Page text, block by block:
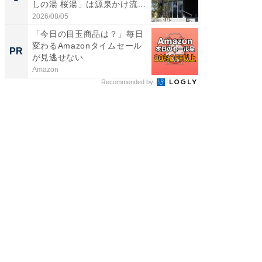
しの湯 桜湯」は源泉かけ流...
2026/08/05
PR
「今日の目玉商品は？」毎日
変わるAmazonタイムセール
が見逃せない
Amazon
Recommended by